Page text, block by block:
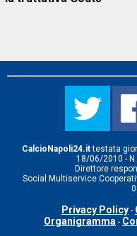
CalcioNapoli24.ittestata
18/06/2010 -
Direttore
Social Multiservice
Privacy Policy -
Organigramma -